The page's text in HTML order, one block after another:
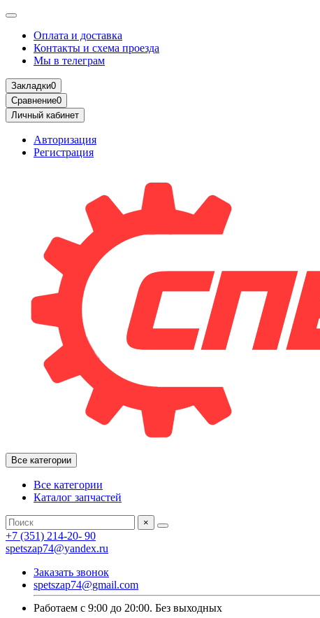
Оплата и доставка
Контакты и схема проезда
Мы в телеграм
Закладки0
Сравнение0
Личный кабинет
Авторизация
Регистрация
Все категории
Все категории
Каталог запчастей
×
+7 (351) 214-20- 90
spetszap74@yandex.ru
Заказать звонок
spetszap74@gmail.com
Работаем с 9:00 до 20:00. Без выходных